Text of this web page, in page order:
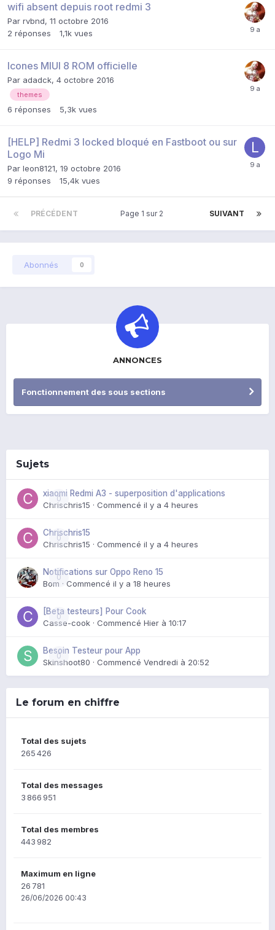
wifi absent depuis root redmi 3
Par rvbnd, 11 octobre 2016
2 réponses 1,1k vues
Icones MIUI 8 ROM officielle
Par adadck, 4 octobre 2016
themes
6 réponses 5,3k vues
[HELP] Redmi 3 locked bloqué en Fastboot ou sur
Logo Mi
Par leon8121, 19 octobre 2016
9 réponses 15,4k vues
PRÉCÉDENT SUIVANT
Page 1 sur 2
Abonnés 0
ANNONCES
Fonctionnement des sous sections
Sujets
0
xiaomi Redmi A3 - superposition d'applications
Chrischris15 · Commencé il y a 4 heures
0
Chrischris15
Chrischris15 · Commencé il y a 4 heures
0
Notifications sur Oppo Reno 15
Bom · Commencé il y a 18 heures
0
[Beta testeurs] Pour Cook
Casse-cook · Commencé Hier à 10:17
0
Besoin Testeur pour App
Skinshoot80 · Commencé Vendredi à 20:52
Le forum en chiffre
Total des sujets
265 426
Total des messages
3 866 951
Total des membres
443 982
Maximum en ligne
26 781
26/06/2026 00:43